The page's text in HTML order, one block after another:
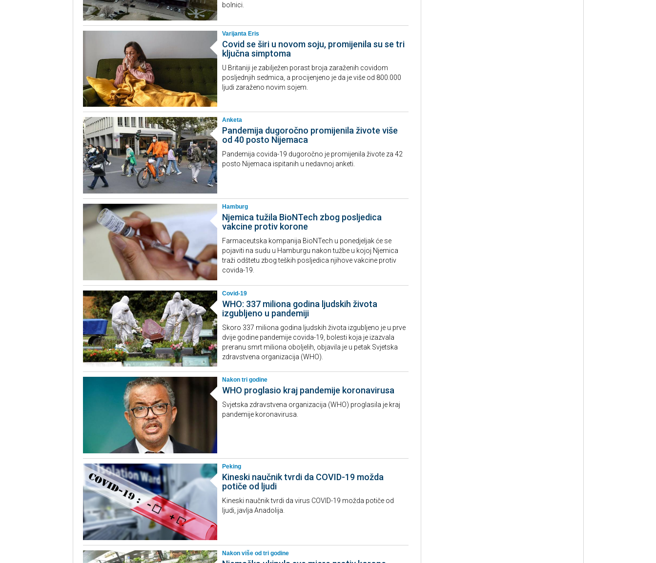
bolnici.
Varijanta Eris
Covid se širi u novom soju, promijenila su se tri
ključna simptoma
U Britaniji je zabilježen porast broja zaraženih covidom
posljednjih sedmica, a procijenjeno je da je više od 800.000
ljudi zaraženo novim sojem.
Anketa
Pandemija dugoročno promijenila živote više
od 40 posto Nijemaca
Pandemija covida-19 dugoročno je promijenila živote za 42
posto Nijemaca ispitanih u nedavnoj anketi.
Hamburg
Njemica tužila BioNTech zbog posljedica
vakcine protiv korone
Farmaceutska kompanija BioNTech u ponedjeljak će se
pojaviti na sudu u Hamburgu nakon tužbe u kojoj Njemica
traži odštetu zbog teških posljedica njihove vakcine protiv
covida-19.
Covid-19
WHO: 337 miliona godina ljudskih života
izgubljeno u pandemiji
Skoro 337 miliona godina ljudskih života izgubljeno je u prve
dvije godine pandemije covida-19, bolesti koja je izazvala
preranu smrt miliona oboljelih, objavila je u petak Svjetska
zdravstvena organizacija (WHO).
Nakon tri godine
WHO proglasio kraj pandemije koronavirusa
Svjetska zdravstvena organizacija (WHO) proglasila je kraj
pandemije koronavirusa.
Peking
Kineski naučnik tvrdi da COVID-19 možda
potiče od ljudi
Kineski naučnik tvrdi da virus COVID-19 možda potiče od
ljudi, javlja Anadolija.
Nakon više od tri godine